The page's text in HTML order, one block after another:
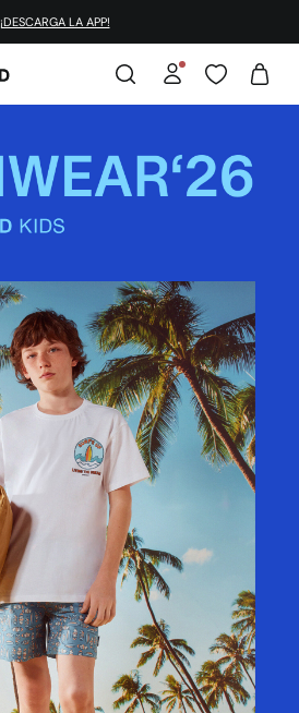
¡DESCARGA LA APP!